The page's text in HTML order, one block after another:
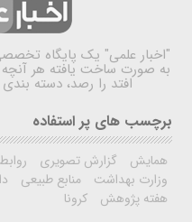
"اخبار علمی" یک پایگاه
به صورت ساخت یافته هر آنچه
افتد را رصد، دسته
برچسب های پر استفاده
همایش گزارش تصویری
وزارت بهداشت
منابع طبیعی
هفته پژوهش
کرونا